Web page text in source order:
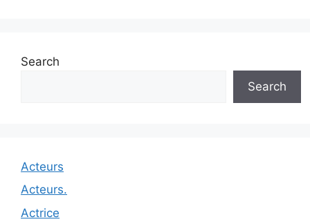
Search
Search
Acteurs
Acteurs.
Actrice